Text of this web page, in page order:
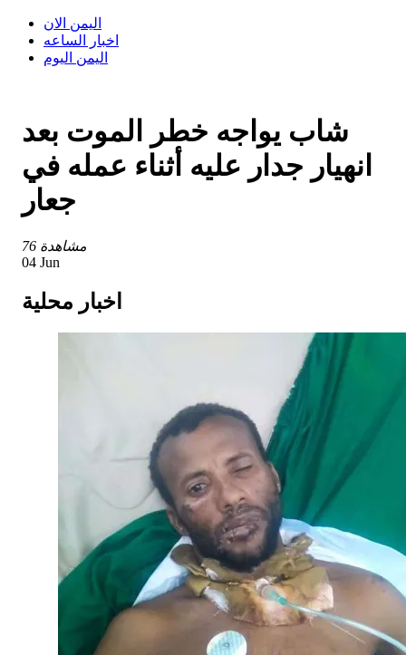
اليمن الان
اخبار الساعه
اليمن اليوم
شاب يواجه خطر الموت بعد
انهيار جدار عليه أثناء عمله في
جعار
76 مشاهدة
04 Jun
اخبار محلية